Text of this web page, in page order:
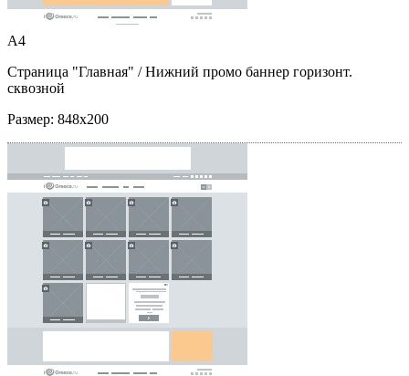
A4
Страница "Главная" / Нижний промо баннер горизонт.
сквозной
Размер: 848x200